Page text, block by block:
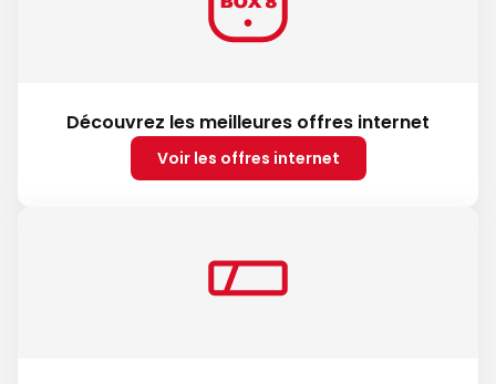
Découvrez les meilleures offres internet
Voir les offres internet